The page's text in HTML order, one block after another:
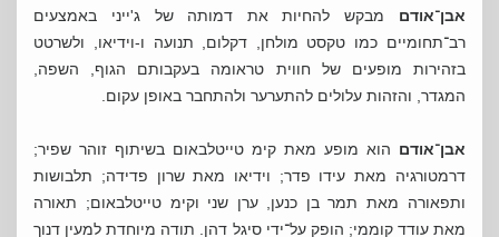
אבן־אודם מבקש להחיות את דמותה של ג'ייני באמצעים
רב־תחומיים כמו טקסט מולחן, דקלום, תנועה ו-וידיאו, ולשרטט
בזהירות מופעים של חווית טראומה בעקבותם הגוף, השפה,
המגדר, והזהות עלולים להתערער ולהתחבר באופן עקום.
אבן־אודם הוא מופע מאת קימ טייטלבאום בשיתוף זוהר שפיר;
דרמטורגיה מאת עידו פדר; וידיאו מאת שרון פדידה; תלבושות
ותפאורה מאת תמר בן כנען, ערן שני וקימ טייטלבאום; תאורה
מאת עודד קוממי; הופק על־ידי סיגל דהן. תודה מיוחדת למעין דנוך